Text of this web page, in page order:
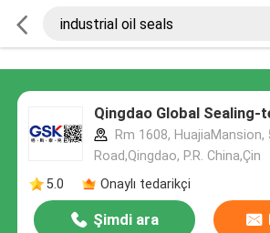
Qingdao Global Sealing-
Rm 1608, HuajiaMansion,
Road,Qingdao, P.R. China,Çin
5.0
Onaylı tedarikçi
Şimdi ara